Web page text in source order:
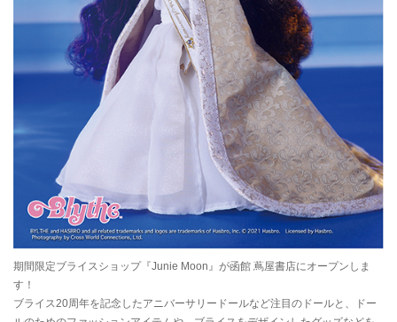
期間限定ブライスショップ『Junie Moon 』が函館 蔦屋書店にオープンしま
す！
ブライス20周年を記念したアニバーサリードールなど注目のドールと、ドー